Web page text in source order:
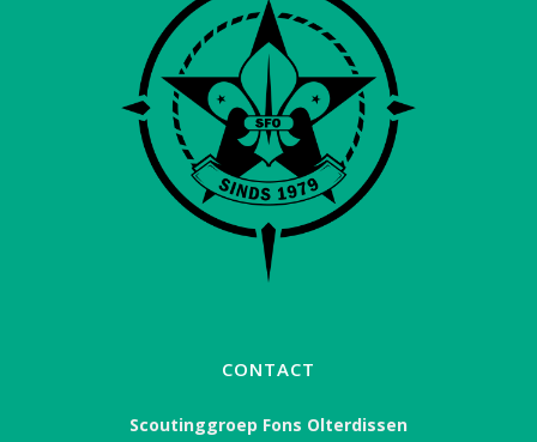
CONTACT
Scoutinggroep Fons Olterdissen